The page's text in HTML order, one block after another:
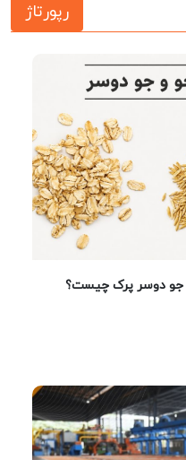
رپورتاژ
دوسر پرک چیست؟